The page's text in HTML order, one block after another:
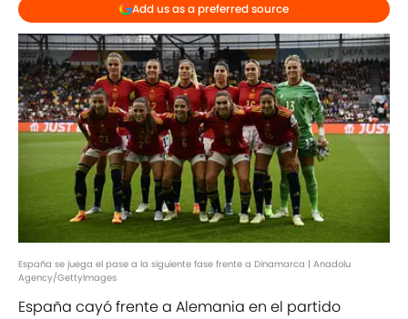
Add us as a preferred source
España se juega el pase a la siguiente fase frente a Dinamarca | Anadolu
Agency/GettyImages
España cayó frente a Alemania en el partido